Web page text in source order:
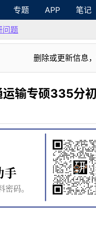
专题 APP 笔记
问题
删除或更新信息
输专硕335分